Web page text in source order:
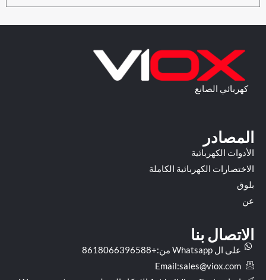
كهربائي الصانع
المصادر
الأدوات الكهربائية
الاختصارات الكهربائية الكاملة
بلوق
عن
الاتصال بنا
على ال Whatsapp من:+8618066396588
Email:sales@viox.com